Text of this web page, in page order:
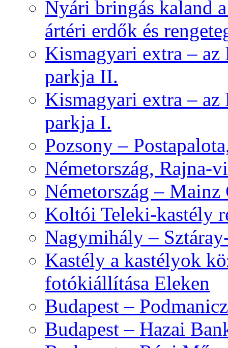
Nyári bringás kaland
ártéri erdők és
Kismagyari extra – az
parkja II.
Kismagyari extra – az
parkja I.
Pozsony –
Németország, Rajna-
Németország –
Koltói Teleki-kastély
Nagymihály –
Kastély a kastélyok
fotókiállítása Eleken
Budapest –
Budapest – Hazai